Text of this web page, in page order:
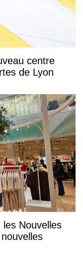
centre
de Lyon
Nouvelles